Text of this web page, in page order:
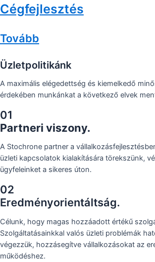
Cégfejlesztés
Tovább
Üzletpolitikánk
A maximális elégedettség és kiemelkedő
érdekében munkánkat a következő elvek
01
Partneri viszony.
A Stochrone partner a
üzleti kapcsolatok kialakítására törekszünk,
ügyfeleinket a sikeres úton.
02
Eredményorientáltság.
Célunk, hogy magas hozzáadott értékű
Szolgáltatásainkkal valós üzleti problémák
végezzük, hozzásegítve vállalkozásokat az
működéshez.